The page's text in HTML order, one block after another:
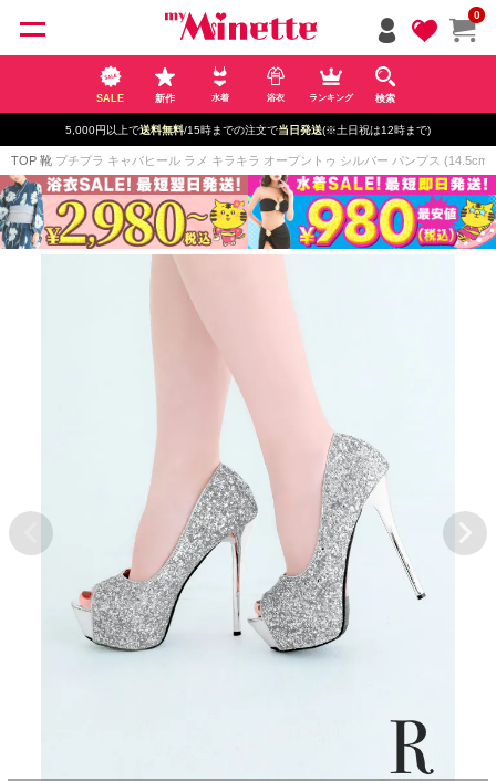
0
SALE 新作 水着 浴衣 ランキング 検索
5,000円以上で送料無料/15時までの注文で当日発送(※土日祝は12時まで)
TOP 靴 プチプラ キャバヒール ラメ キラキラ オープントゥ シルバー パンプス (14.5cm
ペー
ジト
ップ